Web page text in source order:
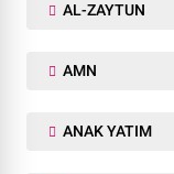
AL-ZAYTUN
AMN
ANAK YATIM